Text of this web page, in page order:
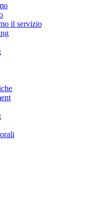
il servizio